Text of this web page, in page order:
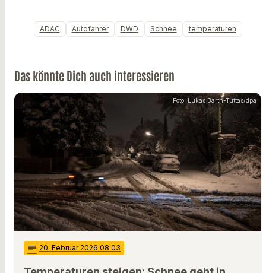
ADAC Autofahrer DWD Schnee temperaturen
Das könnte Dich auch interessieren
Foto: Lukas Barth-Tuttas/dpa
notes 20. Februar 2026 08:03